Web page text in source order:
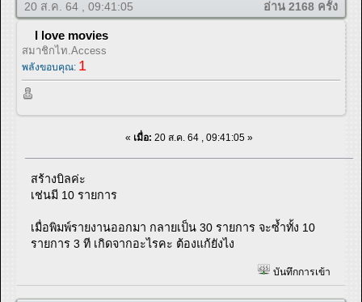
20 ส.ค. 64 , 09:41:05 อ่าน 2168 ครั้ง
I love movies
สมาชิกไท.Access
พลังขอบคุณ: 1
« เมื่อ: 20 ส.ค. 64 , 09:41:05 »
สร้างบิลค่ะ
เช่นมี 10 รายการ
เมื่อพิมพ์รายงานออกมา กลายเป็น 30 รายการ จะซ้ำทั้ง 10
รายการ 3 ที เกิดจากอะไรคะ ต้องแก้ยังไง
บันทึกการเข้า